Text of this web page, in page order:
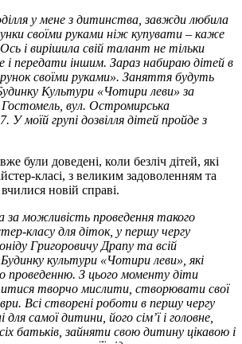
у мене з дитинства, завжди любила
своїми руками ніж купувати – каже
і вирішила свій талант не тільки
і передати іншим. Зараз набираю дітей в
своїми руками». Заняття будуть
Культури «Чотири леви» за
вул. Остромирська
У моїй групі дозвілля дітей пройде з
були доведені, коли безліч дітей, які
класі, з великим задоволенням та
новій справі.
за можливість проведення такого
класу для діток, у першу чергу
Григоровичу Драпу та всій
Будинку культури «Чотири леви», які
проведенню. З цього моменту діти
творчо мислити, створювати свої
Всі створені роботи в першу чергу
для самої дитини, його сім’ї і головне,
батьків, зайняти свою дитину цікавою і